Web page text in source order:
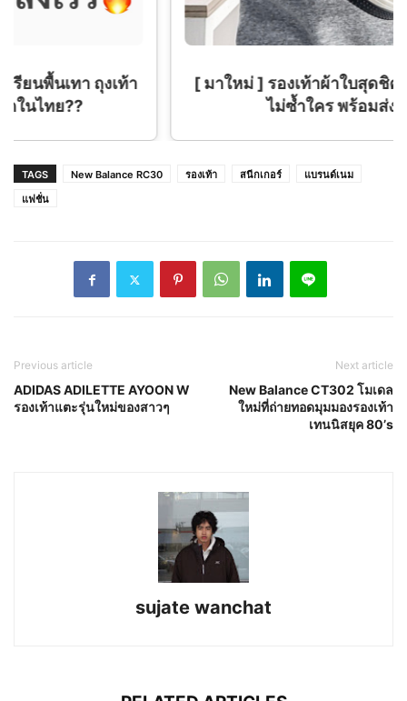
[ มาใหม่ ] รองเท้าผ้าใบสุดชิค สีใหม่ครีมดำ สวย
ไม่ซ้ำใคร พร้อมส่งจากไทย
TAGS New Balance RC30 รองเท้า สนีกเกอร์
แบรนด์เนม
แฟชั่น
Previous article
ADIDAS ADILETTE AYOON W
รองเท้าแตะรุ่นใหม่ของสาวๆ
Next article
New Balance CT302 โมเดล
ใหม่ที่ถ่ายทอดมุมมองรองเท้า
เทนนิสยุค 80’s
sujate wanchat